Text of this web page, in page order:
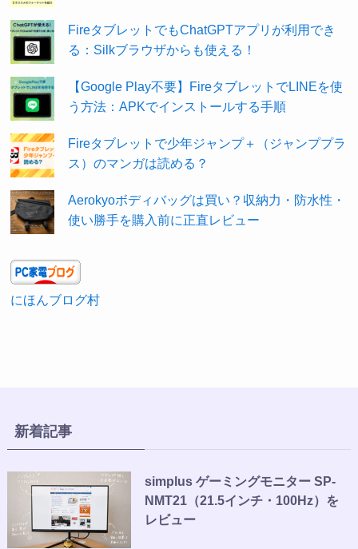
FireタブレットでもChatGPTアプリが利用でき
る：Silkブラウザからも使える！
【Google Play不要】FireタブレットでLINEを使
う方法：APKでインストールする手順
Fireタブレットで少年ジャンプ＋（ジャンププラ
ス）のマンガは読める？
Aerokyoボディバッグは買い？収納力・防水性・
使い勝手を購入前に正直レビュー
にほんブログ村
新着記事
simplus ゲーミングモニター SP-
NMT21（21.5インチ・100Hz）を
レビュー